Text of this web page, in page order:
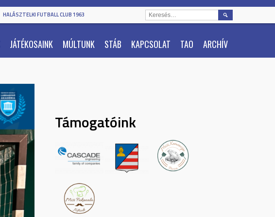
HALÁSZTELKI FUTBALL CLUB 1963
JÁTÉKOSAINK MÚLTUNK STÁB KAPCSOLAT TAO ARCHÍV
KERESÉS:
Támogatóink